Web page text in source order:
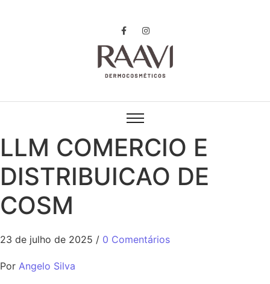
LLM COMERCIO E
DISTRIBUICAO DE
COSM
23 de julho de 2025 / 0 Comentários
Por Angelo Silva